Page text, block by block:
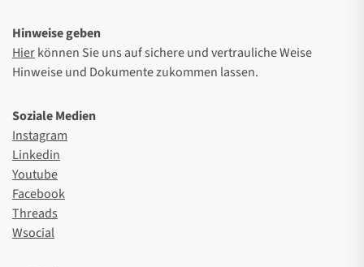
Hinweise geben
Hierkönnen Sie uns auf sichere und vertrauliche Weise
Hinweise und Dokumente zukommen lassen.
Soziale Medien
Instagram
Linkedin
Youtube
Facebook
Threads
Wsocial